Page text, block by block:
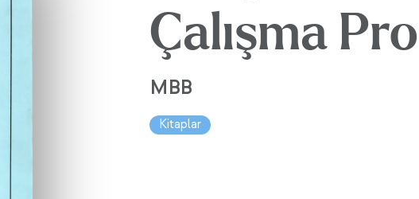
Çalışma
MBB
Kitaplar